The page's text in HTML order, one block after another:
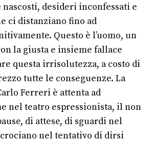
desideri inconfessati e
ci distanziano fino ad
Questo è l’uomo, un
la giusta e insieme fallace
questa irrisolutezza, a costo di
tutte le conseguenze. La
Ferreri è attenta ad
nel teatro espressionista, il non
di attese, di sguardi nel
nel tentativo di dirsi